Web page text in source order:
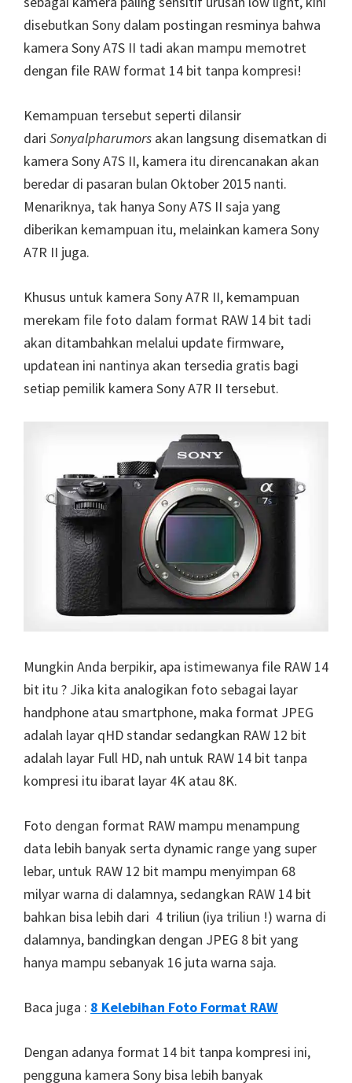
disebutkan Sony dalam postingan resminya bahwa
kamera Sony A7S II tadi akan mampu memotret
dengan file RAW format 14 bit tanpa kompresi!
Kemampuan tersebut seperti dilansir
dari Sonyalpharumors akan langsung disematkan di
kamera Sony A7S II, kamera itu direncanakan akan
beredar di pasaran bulan Oktober 2015 nanti.
Menariknya, tak hanya Sony A7S II saja yang
diberikan kemampuan itu, melainkan kamera Sony
A7R II juga.
Khusus untuk kamera Sony A7R II, kemampuan
merekam file foto dalam format RAW 14 bit tadi
akan ditambahkan melalui update firmware,
updatean ini nantinya akan tersedia gratis bagi
setiap pemilik kamera Sony A7R II tersebut.
Mungkin Anda berpikir, apa istimewanya file RAW 14
bit itu ? Jika kita analogikan foto sebagai layar
handphone atau smartphone, maka format JPEG
adalah layar qHD standar sedangkan RAW 12 bit
adalah layar Full HD, nah untuk RAW 14 bit tanpa
kompresi itu ibarat layar 4K atau 8K.
Foto dengan format RAW mampu menampung
data lebih banyak serta dynamic range yang super
lebar, untuk RAW 12 bit mampu menyimpan 68
milyar warna di dalamnya, sedangkan RAW 14 bit
bahkan bisa lebih dari 4 triliun (iya triliun !) warna di
dalamnya, bandingkan dengan JPEG 8 bit yang
hanya mampu sebanyak 16 juta warna saja.
Baca juga : 8 Kelebihan Foto Format RAW
Dengan adanya format 14 bit tanpa kompresi ini,
pengguna kamera Sony bisa lebih banyak